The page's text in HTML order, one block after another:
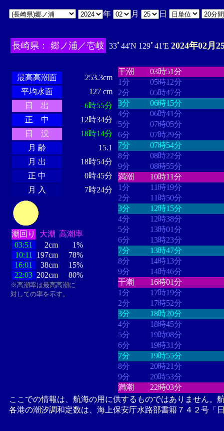
年 月 日
長崎県： 郷ノ浦／壱岐 33ﾟ44'N 129ﾟ41'E 2024年02月
最高高潮面
253.3cm
平均水面
127 cm
日 出
6時55分
正 中
12時34分
日 没
18時14分
月 齢
15.1
月 出
18時54分
正 中
0時45分
月 入
7時24分
潮回り 大潮 高潮率
03:51
2cm
1%
10:11
197cm
78%
16:01
38cm
15%
22:03 202cm 80%
※高潮率は最高高潮に
対しての率を示す。
干潮
03時51分
1分
05時12分
2分
05時47分
3分
06時15分
4分
06時41分
5分
07時05分
6分
07時29分
7分
07時54分
8分
08時22分
9分
08時55分
満潮
10時11分
1分
11時19分
2分
11時50分
3分
12時15分
4分
12時38分
5分
13時01分
6分
13時23分
7分
13時47分
8分
14時13分
9分
14時46分
干潮
16時01分
1分
17時19分
2分
17時52分
3分
18時20分
4分
18時45分
5分
19時08分
6分
19時31分
7分
19時55分
8分
20時21分
9分
20時53分
満潮
22時03分
ここでの情報は、航海の用に供するものではありません。
各港の潮汐調和定数は、海上保安庁水路部書籍７４２号「